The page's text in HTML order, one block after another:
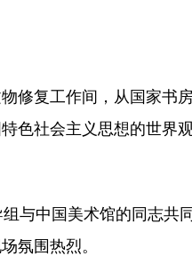
修复工作间，从国家书
色社会主义思想的世界
与中国美术馆的同志共
氛围热烈。